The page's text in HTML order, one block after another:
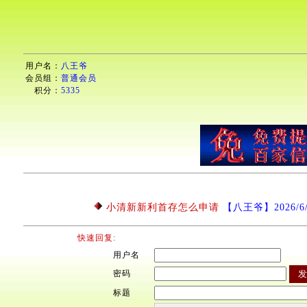
用户名： 八王爷
会员组： 普通会员
积分： 5335
小清新新利首存怎么申请 【八王爷】2026/
快速回复:
用户名
密码
标题